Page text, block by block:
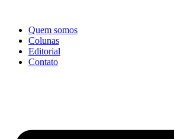
conteúdo
Quem somos
Colunas
Editorial
Contato